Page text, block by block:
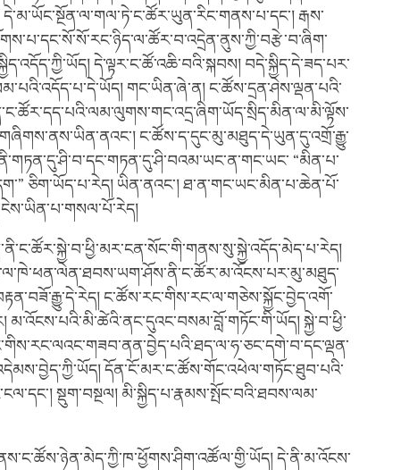
རྒས་
དེ་ལྟར་ང་ཚོ་འཆི་བའི་སྐབས། བདེ་སྐྱིད་དེ་ཟད་པར་
གང་ཡིན་ཞེ་ན། ང་ཚོས་དྲན་ཤེས་ལྡན་པའི་
ང་ཚོས་ད་དུང་མུ་མཐུད་དེ་ཡུན་དུ་འགྲོ་རྒྱུ་
“མིན་པ་
ཅིག་ཡོད་པ་རེད། ཡིན་ནའང་། ཐ་ན་གང་ཡང་མིན་པ་ཆེན་པོ་
ང་ཚོས་རང་གིས་རང་ལ་གཅེས་སྐྱོང་བྱེད་འགོ་
མ་འོངས་པའི་མི་ཚེའི་ནང་དུའང་བསམ་བློ་གཏོང་གི་ཡོད། སྐྱེ་བ་ཕྱི་
དོན་ངོ་མར་ང་ཚོས་གོང་འཕེལ་གཏོང་ཐུབ་པའི་
སྡུག་བསྔལ། མི་སྐྱིད་པ་རྣམས་སྤོང་བའི་ཐབས་ལམ་
དེ་ནི་མ་འོངས་